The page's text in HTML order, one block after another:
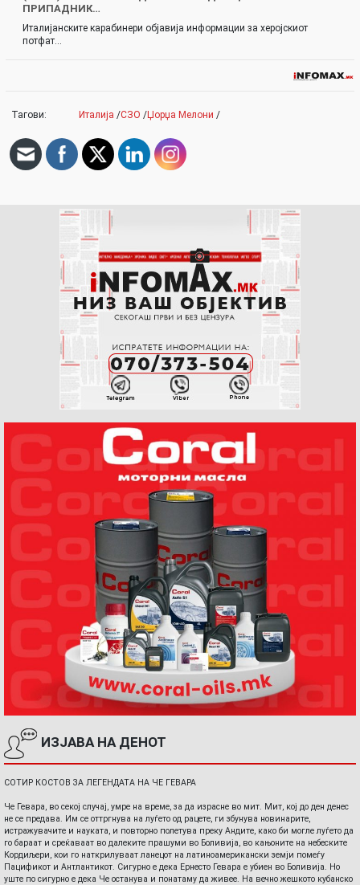
ПРИПАДНИК…
Италијанските карабинери објавија информации за херојскиот
потфат…
Тагови: Италија /СЗО /Џорџа Мелони /
ИЗЈАВА НА ДЕНОТ
СОТИР КОСТОВ ЗА ЛЕГЕНДАТА НА ЧЕ ГЕВАРА
Че Гевара, во секој случај, умре на време, за да израсне во мит. Мит, кој до ден денес
не се предава. Им се оттргнува на луѓето од рацете, ги збунува новинарите,
истражувачите и науката, и повторно полетува преку Андите, како би могле луѓето да
го бараат и среќаваат во далеките прашуми во Боливија, во кањоните на небеските
Кордиљери, кои го наткрилуваат ланецот на латиноамерикански земји помеѓу
Пацификот и Антлантикот. Сигурно е дека Ернесто Гевара е убиен во Боливија. Но
уште по сигурно е дека Че останува и понатаму да живее. На вечно жешкото кубанско